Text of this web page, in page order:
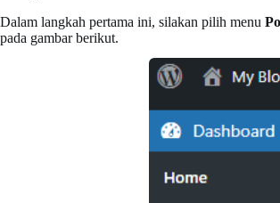
Dalam langkah pertama ini, silakan pilih menu
pada gambar berikut.